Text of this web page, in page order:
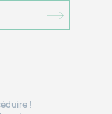
!